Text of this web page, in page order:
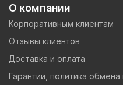
О компании
Корпоративным клиентам
Отзывы клиентов
Доставка и оплата
Гарантии, политика обмена